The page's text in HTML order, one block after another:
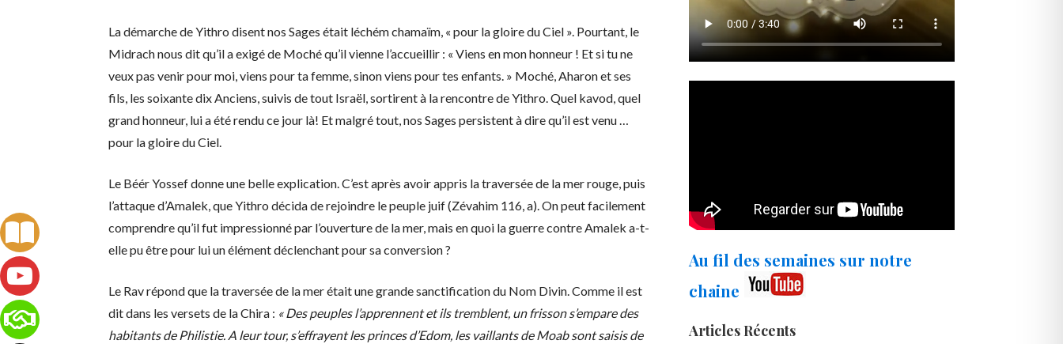
La démarche de Yithro disent nos Sages était léchém chamaïm, « pour la gloire du Ciel ». Pourtant, le
Midrach nous dit qu’il a exigé de Moché qu’il vienne l’accueillir : « Viens en mon honneur ! Et si tu ne
veux pas venir pour moi, viens pour ta femme, sinon viens pour tes enfants. » Moché, Aharon et ses
fils, les soixante dix Anciens, suivis de tout Israël, sortirent à la rencontre de Yithro. Quel kavod, quel
grand honneur, lui a été rendu ce jour là! Et malgré tout, nos Sages persistent à dire qu’il est venu …
pour la gloire du Ciel.
Le Béér Yossef donne une belle explication. C’est après avoir appris la traversée de la mer rouge, puis
l’attaque d’Amalek, que Yithro décida de rejoindre le peuple juif (Zévahim 116, a). On peut facilement
comprendre qu’il fut impressionné par l’ouverture de la mer, mais en quoi la guerre contre Amalek a-t-
elle pu être pour lui un élément déclenchant pour sa conversion ?
Le Rav répond que la traversée de la mer était une grande sanctification du Nom Divin. Comme il est
dit dans les versets de la Chira : « Des peuples l’apprennent et ils tremblent, un frisson s’empare des
habitants de Philistie. A leur tour, s’effrayent les princes d’Edom, les vaillants de Moab sont saisis de
Au fil des semaines sur notre
chaine
Articles Récents